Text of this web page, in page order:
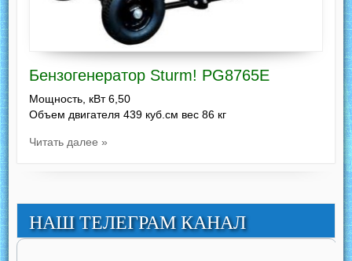
Бензогенератор Sturm! PG8765E
Мощность, кВт 6,50
Объем двигателя 439 куб.см вес 86 кг
Читать далее »
НАШ ТЕЛЕГРАМ КАНАЛ